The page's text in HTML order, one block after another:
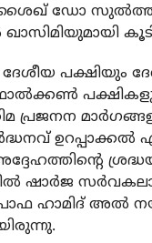
ഡോ
പക്ഷിയും
പ്രജനന
ഉറപ്പാക്കല്‍
ഷാര്‍ജ
ഹാമിദ് അല്‍